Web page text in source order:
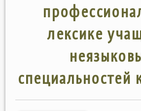
лексике
специальностей